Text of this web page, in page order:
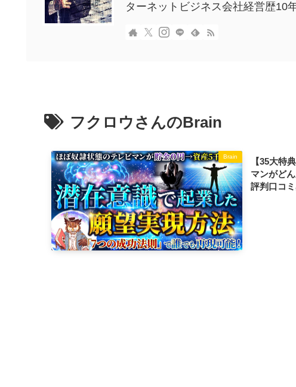
ターネットビジネス会社経営歴10
フクロウさんのBrain
Brain
【35大特
マンがど
評判口コ